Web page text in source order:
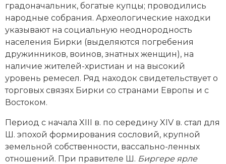
градоначальник, богатые купцы; проводились
народные собрания. Археологические находки
указывают на социальную неоднородность
населения Бирки (выделяются погребения
дружинников, воинов, знатных женщин), на
наличие жителей-христиан и на высокий
уровень ремесел. Ряд находок свидетельствует о
торговых связях Бирки со странами Европы и с
Востоком.
Период с начала XIII в. по середину XIV в. стал для
Ш. эпохой формирования сословий, крупной
земельной собственности, вассально-ленных
отношений. При правителе Ш. Биргере ярле